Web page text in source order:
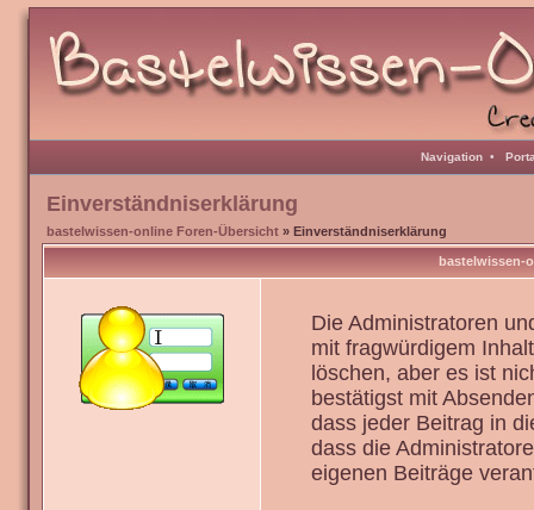
Navigation •
Einverständniserklärung
bastelwissen-online Foren-Übersicht » Einverständniserklärung
bastelwissen-
Die Administratoren
mit fragwürdigem
löschen, aber es ist
bestätigst mit
dass jeder Beitrag in
dass die
eigenen Beiträge